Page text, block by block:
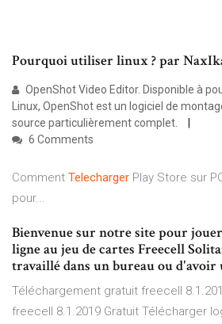
Pourquoi utiliser linux ? par
OpenShot Video Editor. Disponible à
Linux, OpenShot est un logiciel de
source particulièrement complet.
6 Comments
Comment Telecharger Play Store sur
pour...
Bienvenue sur notre site pour
ligne au jeu de cartes Freecell
travaillé dans un bureau ou d'avoir
Téléchargement gratuit freecell
freecell 8.1.2019 Gratuit Télécharger